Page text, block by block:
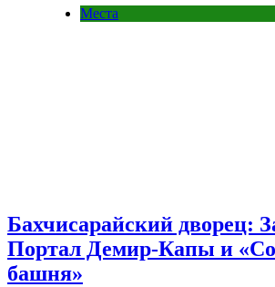
Места
Бахчисарайский дворец:
Портал Демир-Капы и
башня»